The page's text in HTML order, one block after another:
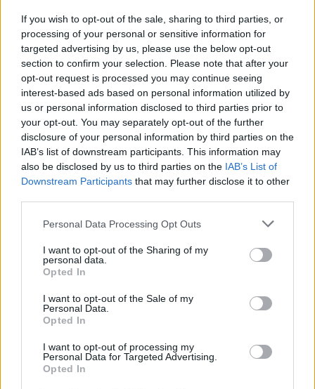
If you wish to opt-out of the sale, sharing to third parties, or
processing of your personal or sensitive information for
targeted advertising by us, please use the below opt-out
section to confirm your selection. Please note that after your
opt-out request is processed you may continue seeing
interest-based ads based on personal information utilized by
us or personal information disclosed to third parties prior to
your opt-out. You may separately opt-out of the further
disclosure of your personal information by third parties on the
IAB’s list of downstream participants. This information may
also be disclosed by us to third parties on the IAB’s List of
Downstream Participants that may further disclose it to other
Please note that this website/app uses one or more Google
not limited to your visit or usage behaviour. You may click to
grant or deny consent to Google and its third-party tags to
use your data for below specified purposes in below Google
consent section.
Personal Data Processing Opt Outs
I want to opt-out of the Sharing of my
personal data.
Opted In
I want to opt-out of the Sale of my
Personal Data.
Opted In
I want to opt-out of processing my
Personal Data for Targeted Advertising.
Opted In
στην BC4, κατέκτησε επίσης το ασημένιο μετάλλιο,
ενώ ο Παναγιώτης Σουλάνης δεν κατάφερε σήμερα
να δώσει συνέχεια στο σερί νικών, με αποτέλεσμα
να περιοριστεί στην 4η θέση της BC1.
Τα σημερινά αποτελέσματα:
BC4 γυναικών